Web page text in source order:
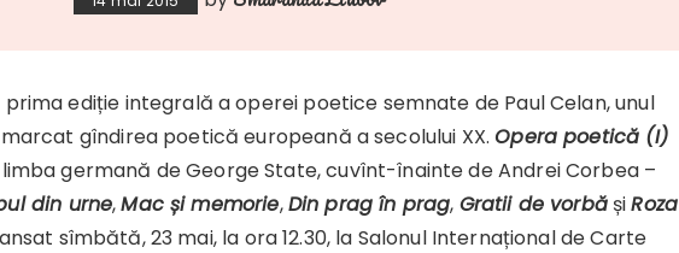
ediție integrală a operei poetice semnate de Paul Celan, unul
gîndirea poetică europeană a secolului XX.Opera poetică (I)
germană de George State, cuvînt-înainte de Andrei Corbea –
din urne,Macși memorie,Din prag în prag, Gratii de vorbășiRoza
sîmbătă, 23 mai, la ora 12.30, la Salonul Internațional de Carte